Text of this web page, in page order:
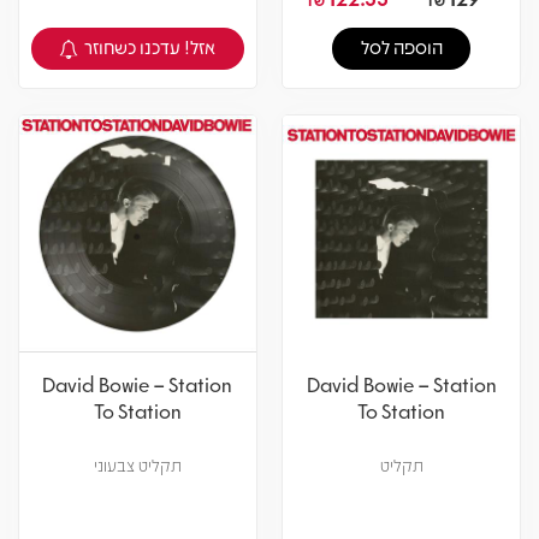
הוספה לסל צפיה במוצר
אזל! עדכנו כשחוזר
David Bowie – Station
To Station
תקליט
David Bowie – Station
To Station
תקליט צבעוני